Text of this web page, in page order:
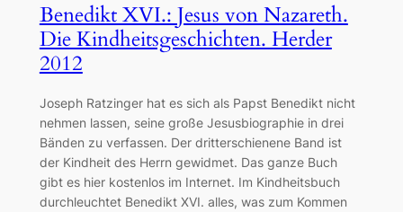
Benedikt XVI.: Jesus von Nazareth.
Die Kindheitsgeschichten. Herder
2012
Joseph Ratzinger hat es sich als Papst Benedikt nicht
nehmen lassen, seine große Jesusbiographie in drei
Bänden zu verfassen. Der dritterschienene Band ist
der Kindheit des Herrn gewidmet. Das ganze Buch
gibt es hier kostenlos im Internet. Im Kindheitsbuch
durchleuchtet Benedikt XVI. alles, was zum Kommen